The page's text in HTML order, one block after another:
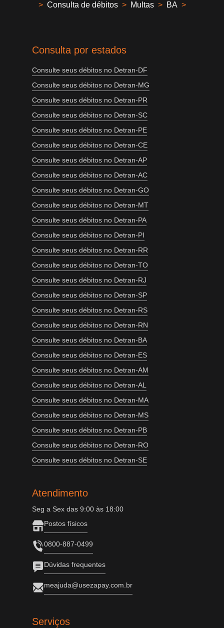
> Consulta de débitos > Multas > BA >
Consulta por estados
Consulte seus débitos no Detran-DF
Consulte seus débitos no Detran-MG
Consulte seus débitos no Detran-PR
Consulte seus débitos no Detran-SC
Consulte seus débitos no Detran-PE
Consulte seus débitos no Detran-CE
Consulte seus débitos no Detran-AP
Consulte seus débitos no Detran-AC
Consulte seus débitos no Detran-GO
Consulte seus débitos no Detran-MT
Consulte seus débitos no Detran-PA
Consulte seus débitos no Detran-PI
Consulte seus débitos no Detran-RR
Consulte seus débitos no Detran-TO
Consulte seus débitos no Detran-RJ
Consulte seus débitos no Detran-SP
Consulte seus débitos no Detran-RS
Consulte seus débitos no Detran-RN
Consulte seus débitos no Detran-BA
Consulte seus débitos no Detran-ES
Consulte seus débitos no Detran-AM
Consulte seus débitos no Detran-AL
Consulte seus débitos no Detran-MA
Consulte seus débitos no Detran-MS
Consulte seus débitos no Detran-PB
Consulte seus débitos no Detran-RO
Consulte seus débitos no Detran-SE
Atendimento
Seg a Sex das 9:00 às 18:00
Postos físicos
0800-887-0499
Dúvidas frequentes
meajuda@usezapay.com.br
Serviços